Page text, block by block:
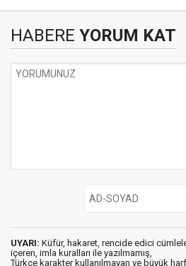
HABERE YORUM KAT
UYARI: Küfür, hakaret, rencide edici
içeren, imla kuralları ile yazılmamış,
Türkçe karakter kullanılmayan ve büyük